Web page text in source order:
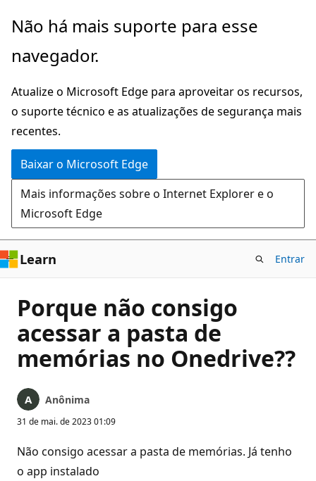
Pular
o
principal
Não há mais suporte para esse
navegador.
Atualize o Microsoft Edge para aproveitar os recursos,
o suporte técnico e as atualizações de segurança mais
recentes.
Baixar o Microsoft Edge
Mais informações sobre o Internet Explorer e o
Microsoft Edge
Learn Entrar
Porque não consigo
acessar a pasta de
memórias no Onedrive??
Anônima
31 de mai. de 2023 01:09
Não consigo acessar a pasta de memórias. Já tenho
o app instalado